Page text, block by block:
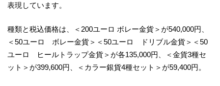
表現しています。
種類と税込価格は、＜200ユーロ ボレー金貨＞が540,000円、
＜50ユーロ ボレー金貨＞＜50ユーロ ドリブル金貨＞＜50
ユーロ ヒールトラップ金貨＞が各135,000円、＜金貨3種セ
ット＞が399,600円、＜カラー銀貨4種セット＞が59,400円。